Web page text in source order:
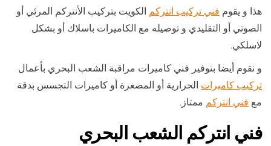
هذا و يقوم فني تركيب انتركم الكويت بتركيب الأنتركم المرئي أو
الصوتي أو التقليدي و توصيله مع الكاميرات باسلاك أو بشكل
لاسلكي.
و نقوم أيضا بتوفير فني كاميرات مراقبة الشعب البحري بأعمال
تركيب كاميرات الحرارية أو المصغرة أو كاميرات التجسس بدقة
مع فني انتركم ممتاز.
فني انتركم الشعب البحري